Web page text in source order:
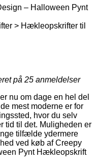
– Halloween Pynt
> Hækleopskrifter til
på 25 anmeldelser
nu om dage en hel del
mest moderne er for
hvor du selv
tid til det. Muligheden er
tilfælde ydermere
ved køb af Creepy
Pynt Hækleopskrift